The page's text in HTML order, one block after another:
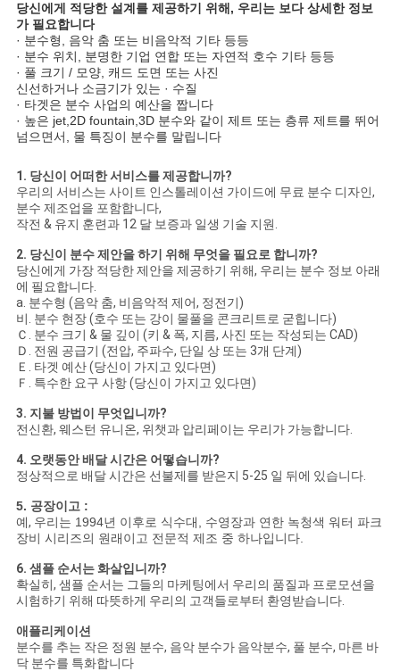
당신에게 적당한 설계를 제공하기 위해, 우리는 보다 상세한 정보
가 필요합니다
· 분수형, 음악 춤 또는 비음악적 기타 등등
· 분수 위치, 분명한 기업 연합 또는 자연적 호수 기타 등등
· 풀 크기 / 모양, 캐드 도면 또는 사진
신선하거나 소금기가 있는 · 수질
· 타겟은 분수 사업의 예산을 짭니다
· 높은 jet,2D fountain,3D 분수와 같이 제트 또는 층류 제트를 뛰어
넘으면서, 물 특징이 분수를 말립니다
1. 당신이 어떠한 서비스를 제공합니까?
우리의 서비스는 사이트 인스톨레이션 가이드에 무료 분수 디자인,
분수 제조업을 포함합니다,
작전 & 유지 훈련과 12 달 보증과 일생 기술 지원.
2. 당신이 분수 제안을 하기 위해 무엇을 필요로 합니까?
당신에게 가장 적당한 제안을 제공하기 위해, 우리는 분수 정보 아래
에 필요합니다.
a. 분수형 (음악 춤, 비음악적 제어, 정전기)
비. 분수 현장 (호수 또는 강이 물풀을 콘크리트로 굳힙니다)
Ｃ. 분수 크기 & 물 깊이 (키 & 폭, 지름, 사진 또는 작성되는 CAD)
Ｄ. 전원 공급기 (전압, 주파수, 단일 상 또는 3개 단계)
Ｅ. 타겟 예산 (당신이 가지고 있다면)
Ｆ. 특수한 요구 사항 (당신이 가지고 있다면)
3. 지불 방법이 무엇입니까?
전신환, 웨스턴 유니온, 위챗과 압리페이는 우리가 가능합니다.
4. 오랫동안 배달 시간은 어떻습니까?
정상적으로 배달 시간은 선불제를 받은지 5-25 일 뒤에 있습니다.
5. 공장이고 :
예, 우리는 1994년 이후로 식수대, 수영장과 연한 녹청색 워터 파크
장비 시리즈의 원래이고 전문적 제조 중 하나입니다.
6. 샘플 순서는 화살입니까?
확실히, 샘플 순서는 그들의 마케팅에서 우리의 품질과 프로모션을
시험하기 위해 따뜻하게 우리의 고객들로부터 환영받습니다.
애플리케이션
분수를 추는 작은 정원 분수, 음악 분수가 음악분수, 풀 분수, 마른 바
닥 분수를 특화합니다